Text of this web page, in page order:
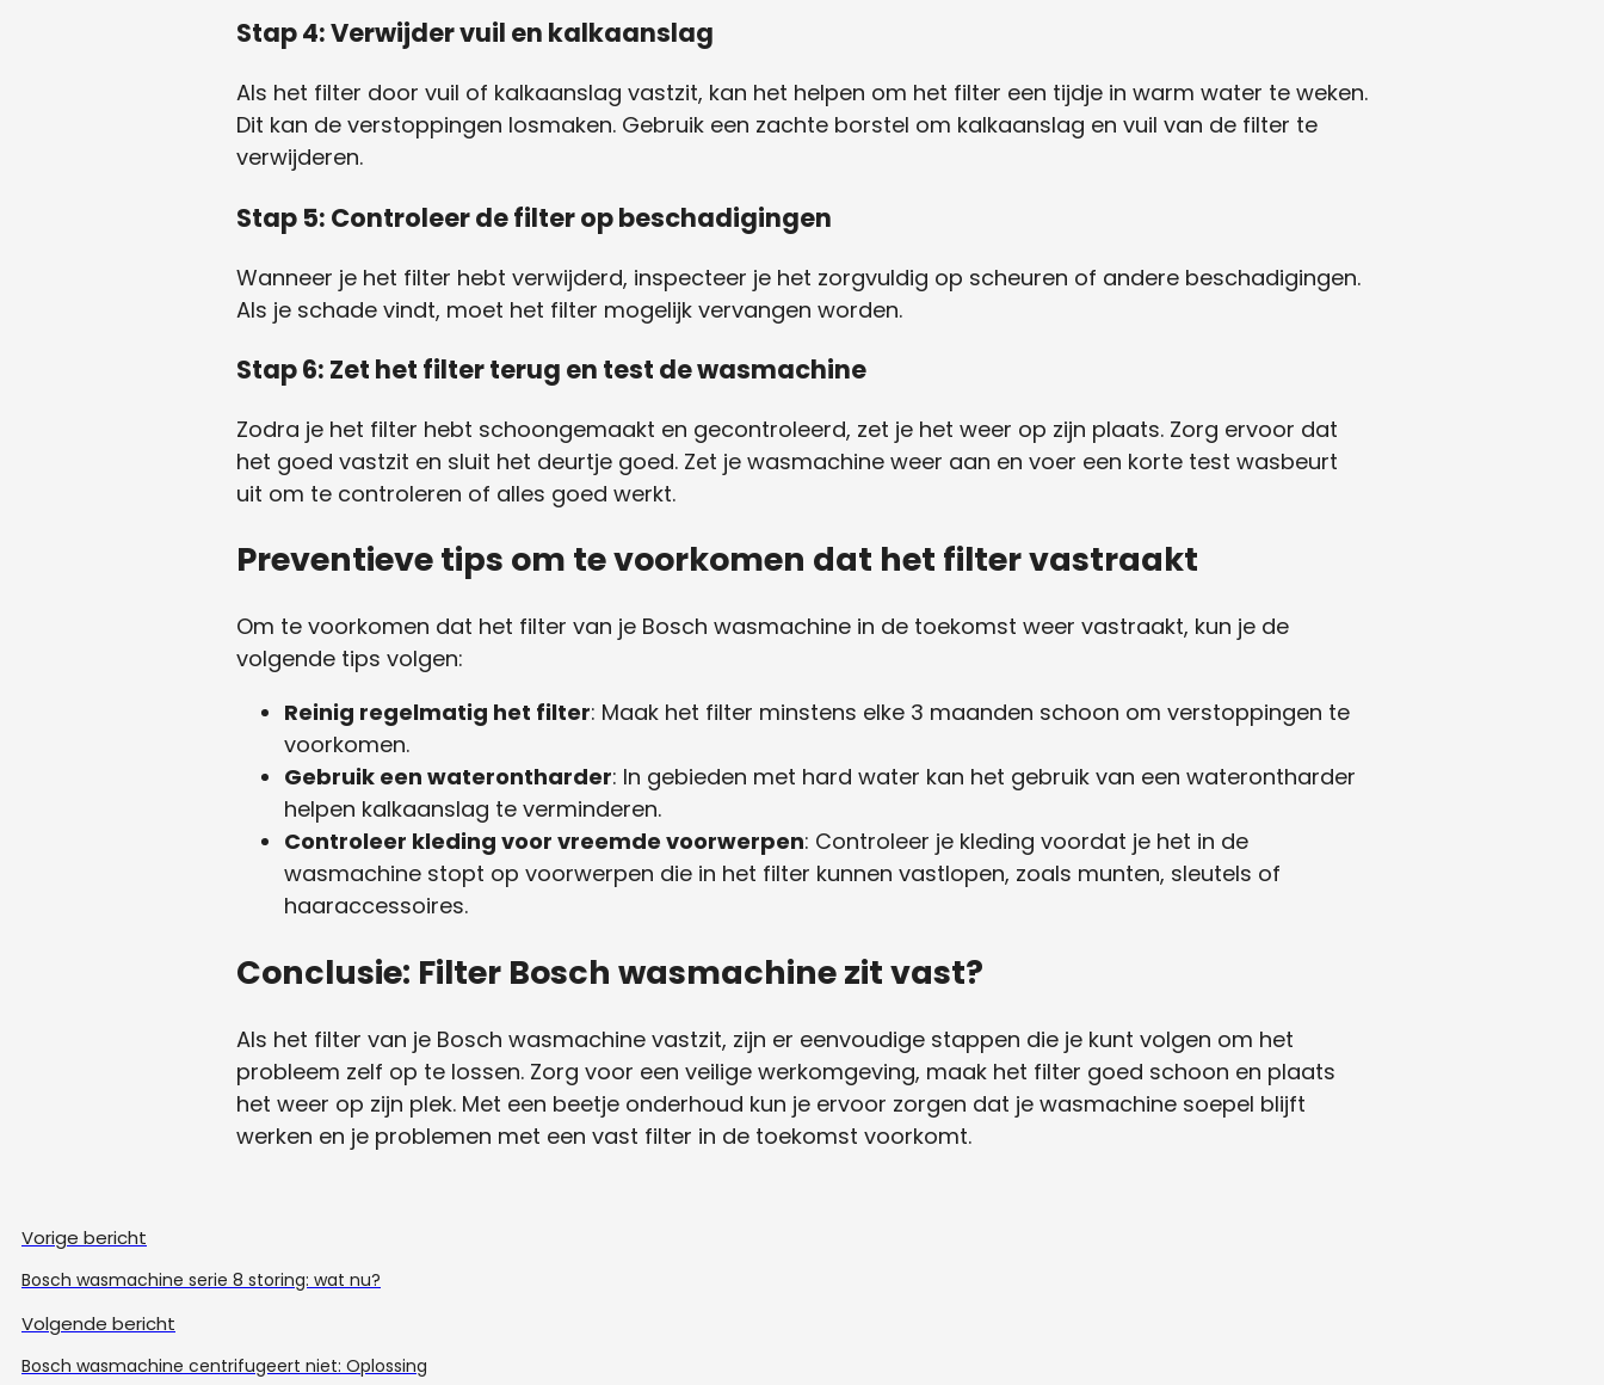
Stap 4: Verwijder vuil en kalkaanslag
Als het filter door vuil of kalkaanslag vastzit, kan het helpen om het filter een tijdje in warm water te weken.
Dit kan de verstoppingen losmaken. Gebruik een zachte borstel om kalkaanslag en vuil van de filter te
verwijderen.
Stap 5: Controleer de filter op beschadigingen
Wanneer je het filter hebt verwijderd, inspecteer je het zorgvuldig op scheuren of andere beschadigingen.
Als je schade vindt, moet het filter mogelijk vervangen worden.
Stap 6: Zet het filter terug en test de wasmachine
Zodra je het filter hebt schoongemaakt en gecontroleerd, zet je het weer op zijn plaats. Zorg ervoor dat
het goed vastzit en sluit het deurtje goed. Zet je wasmachine weer aan en voer een korte test wasbeurt
uit om te controleren of alles goed werkt.
Preventieve tips om te voorkomen dat het filter vastraakt
Om te voorkomen dat het filter van je Bosch wasmachine in de toekomst weer vastraakt, kun je de
volgende tips volgen:
Reinig regelmatig het filter: Maak het filter minstens elke 3 maanden schoon om verstoppingen te
voorkomen.
Gebruik een waterontharder: In gebieden met hard water kan het gebruik van een waterontharder
helpen kalkaanslag te verminderen.
Controleer kleding voor vreemde voorwerpen: Controleer je kleding voordat je het in de
wasmachine stopt op voorwerpen die in het filter kunnen vastlopen, zoals munten, sleutels of
haaraccessoires.
Conclusie: Filter Bosch wasmachine zit vast?
Als het filter van je Bosch wasmachine vastzit, zijn er eenvoudige stappen die je kunt volgen om het
probleem zelf op te lossen. Zorg voor een veilige werkomgeving, maak het filter goed schoon en plaats
het weer op zijn plek. Met een beetje onderhoud kun je ervoor zorgen dat je wasmachine soepel blijft
werken en je problemen met een vast filter in de toekomst voorkomt.
Vorige bericht
Bosch wasmachine serie 8 storing: wat nu?
Volgende bericht
Bosch wasmachine centrifugeert niet: Oplossing